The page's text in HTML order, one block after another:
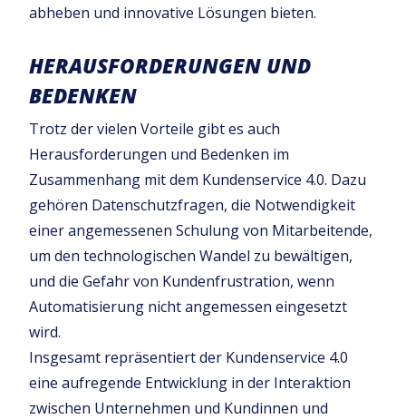
abheben und innovative Lösungen bieten.
HERAUSFORDERUNGEN UND
BEDENKEN
Trotz der vielen Vorteile gibt es auch
Herausforderungen und Bedenken im
Zusammenhang mit dem Kundenservice 4.0. Dazu
gehören Datenschutzfragen, die Notwendigkeit
einer angemessenen Schulung von Mitarbeitende,
um den technologischen Wandel zu bewältigen,
und die Gefahr von Kundenfrustration, wenn
Automatisierung nicht angemessen eingesetzt
wird.
Insgesamt repräsentiert der Kundenservice 4.0
eine aufregende Entwicklung in der Interaktion
zwischen Unternehmen und Kundinnen und